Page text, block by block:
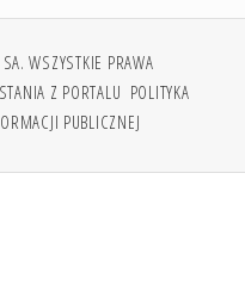
WSZYSTKIE PRAWA
Z PORTALU POLITYKA
PUBLICZNEJ